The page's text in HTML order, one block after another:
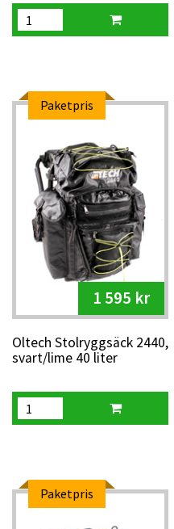
Paketpris
1 595 kr
Oltech Stolryggsäck 2440,
svart/lime 40 liter
Paketpris